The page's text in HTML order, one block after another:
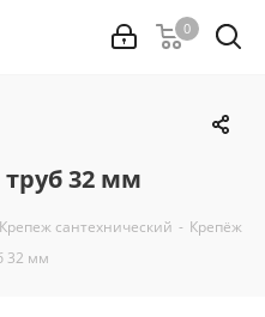
0
32 мм
Крепеж сантехнический - Крепёж
32 мм